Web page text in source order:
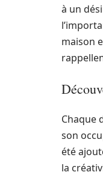
à un
maison
Chaque
son
été
la